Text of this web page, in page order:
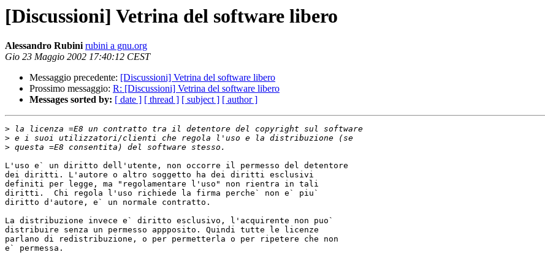
[Discussioni] Vetrina del software libero
Alessandro Rubini rubini a gnu.org
Gio 23 Maggio 2002 17:40:12 CEST
Messaggio precedente: [Discussioni] Vetrina del software libero
Prossimo messaggio: R: [Discussioni] Vetrina del software libero
Messages sorted by: [ date ] [ thread ] [ subject ] [ author ]
>
>
>
L'uso e` un diritto dell'utente, non occorre il permesso del detentore
dei diritti. L'autore o altro soggetto ha dei diritti esclusivi
definiti per legge, ma "regolamentare l'uso" non rientra in tali
diritti.  Chi regola l'uso richiede la firma perche` non e` piu`
diritto d'autore, e` un normale contratto.
La distribuzione invece e` diritto esclusivo, l'acquirente non puo`
distribuire senza un permesso appposito. Quindi tutte le licenze
parlano di redistribuzione, o per permetterla o per ripetere che non
e` permessa.